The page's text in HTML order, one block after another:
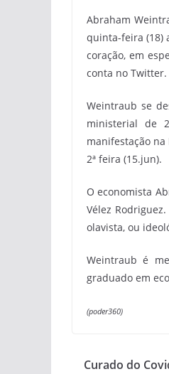
Abraham
quinta-feira (18)
coração, em
conta no Twitter.
Weintraub se
ministerial de
manifestação
2ª feira (15.jun).
O economista
Vélez
olavista, ou
Weintraub é
graduado em
(poder360)
Curado do